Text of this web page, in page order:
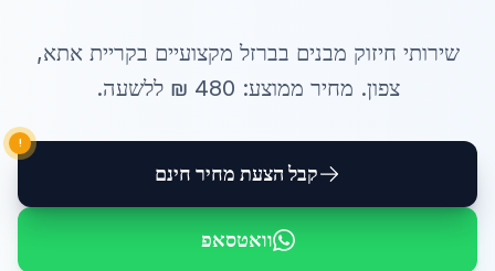
שירותי חיזוק מבנים בברזל מקצועיים בקריית אתא,
צפון. מחיר ממוצע: 480 ₪ ללשעה.
קבל הצעת מחיר חינם
!
וואטסאפ